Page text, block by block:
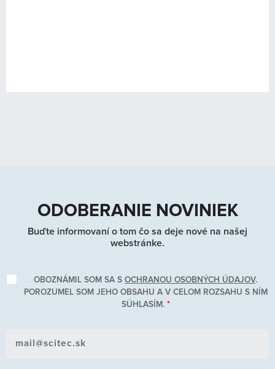
ODOBERANIE NOVINIEK
Buďte informovaní o tom čo sa deje nové na našej
webstránke.
OBOZNÁMIL SOM SA S OCHRANOU OSOBNÝCH ÚDAJOV.
POROZUMEL SOM JEHO OBSAHU A V CELOM ROZSAHU S NÍM
SÚHLASÍM. *